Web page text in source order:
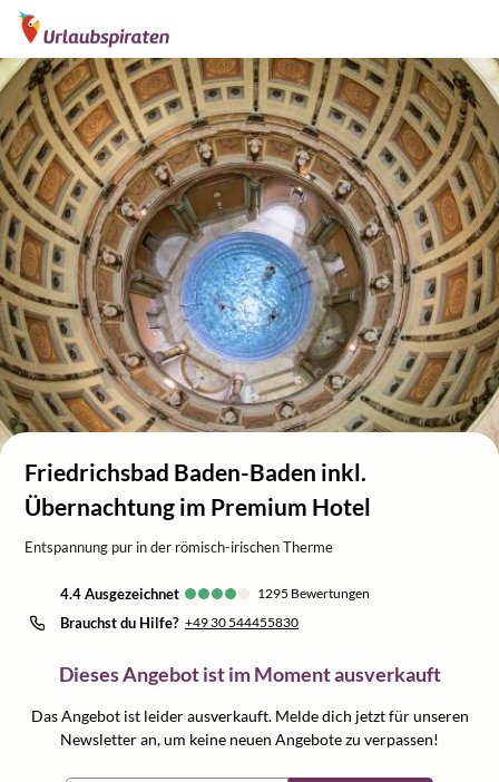
Friedrichsbad Baden-Baden inkl.
Übernachtung im Premium Hotel
Entspannung pur in der römisch-irischen Therme
4.4 ausgezeichnet 1295 Bewertungen
Brauchst du Hilfe? +49 30 544455830
Dieses Angebot ist im Moment ausverkauft
Das Angebot ist leider ausverkauft. Melde dich jetzt für unseren
Newsletter an, um keine neuen Angebote zu verpassen!